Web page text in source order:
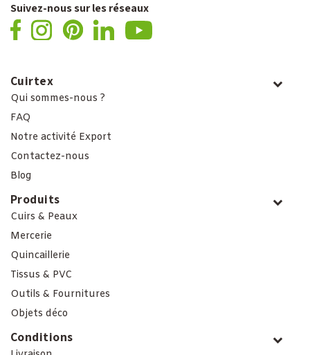
Suivez-nous sur les réseaux
Cuirtex
Qui sommes-nous ?
FAQ
Notre activité Export
Contactez-nous
Blog
Produits
Cuirs & Peaux
Mercerie
Quincaillerie
Tissus & PVC
Outils & Fournitures
Objets déco
Conditions